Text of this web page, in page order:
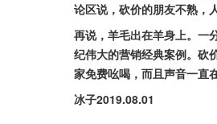
论区说，砍价的朋友不熟，
再说，羊毛出在羊身上。一
纪伟大的营销经典案例。砍
家免费吆喝，而且声音一直
冰子2019.08.01